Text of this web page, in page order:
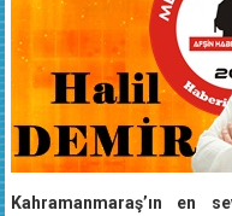
Kahramanmaraş’ın en